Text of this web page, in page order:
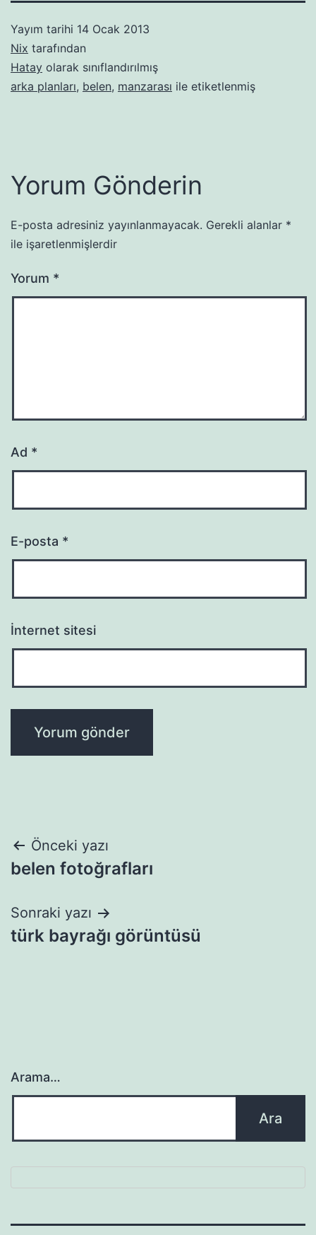
Yayım tarihi 14 Ocak 2013
Nix tarafından
Hatay olarak sınıflandırılmış
arka planları, belen, manzarası ile etiketlenmiş
Yorum Gönderin
E-posta adresiniz yayınlanmayacak. Gerekli alanlar *
ile işaretlenmişlerdir
Yorum *
Ad *
E-posta *
İnternet sitesi
Yazı
gezinmesi
Önceki yazı
belen fotoğrafları
Sonraki yazı
türk bayrağı görüntüsü
Arama…